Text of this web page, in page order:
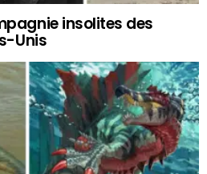
insolites des
Unis